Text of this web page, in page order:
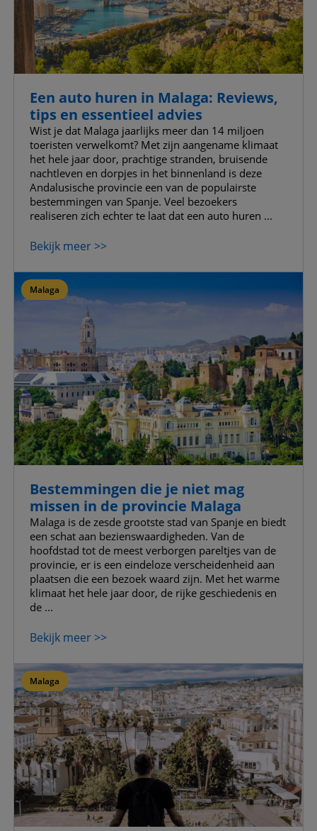
Een auto huren in Malaga: Reviews,
tips en essentieel advies
Wist je dat Malaga jaarlijks meer dan 14 miljoen
toeristen verwelkomt? Met zijn aangename klimaat
het hele jaar door, prachtige stranden, bruisende
nachtleven en dorpjes in het binnenland is deze
Andalusische provincie een van de populairste
bestemmingen van Spanje. Veel bezoekers
realiseren zich echter te laat dat een auto huren ...
Bekijk meer >>
Malaga
Bestemmingen die je niet mag
missen in de provincie Malaga
Malaga is de zesde grootste stad van Spanje en biedt
een schat aan bezienswaardigheden. Van de
hoofdstad tot de meest verborgen pareltjes van de
provincie, er is een eindeloze verscheidenheid aan
plaatsen die een bezoek waard zijn. Met het warme
klimaat het hele jaar door, de rijke geschiedenis en
de ...
Bekijk meer >>
Malaga